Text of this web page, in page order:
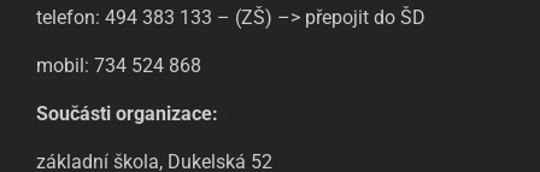
telefon: 494 383 133 – (ZŠ) –> přepojit do ŠD
mobil: 734 524 868
Součásti organizace:
základní škola, Dukelská 52